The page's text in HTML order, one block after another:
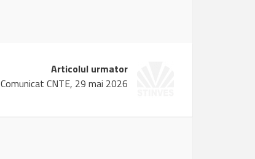
Articolul urmator
Comunicat CNTE, 29 mai 2026